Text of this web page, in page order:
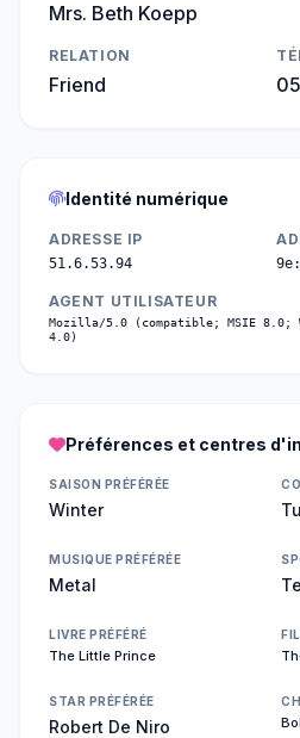
Mrs. Beth Koepp
RELATION
Friend
Identité numérique
ADRESSE IP
51.6.53.94
AGENT UTILISATEUR
Mozilla/5.0 (compatible; MSIE 8.0;
4.0)
Préférences et centres
SAISON PRÉFÉRÉE
Winter
MUSIQUE PRÉFÉRÉE
Metal
LIVRE PRÉFÉRÉ
The Little Prince
STAR PRÉFÉRÉE
Robert De Niro